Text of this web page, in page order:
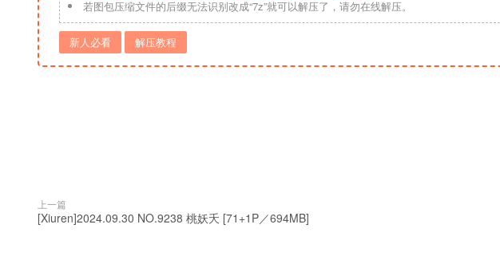
若图包压缩文件的后缀无法识别改成“7z”就可以解压了，请勿在线解压。
新人必看 解压教程
上一篇
[Xiuren]2024.09.30 NO.9238 桃妖夭 [71+1P／694MB]